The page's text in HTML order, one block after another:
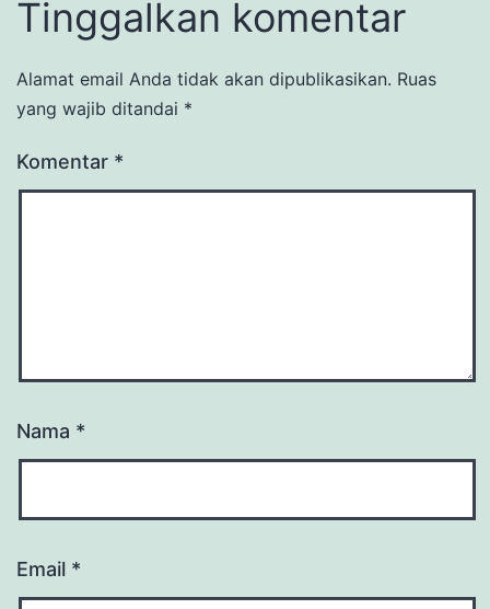
Tinggalkan komentar
Alamat email Anda tidak akan dipublikasikan. Ruas
yang wajib ditandai *
Komentar *
Nama *
Email *